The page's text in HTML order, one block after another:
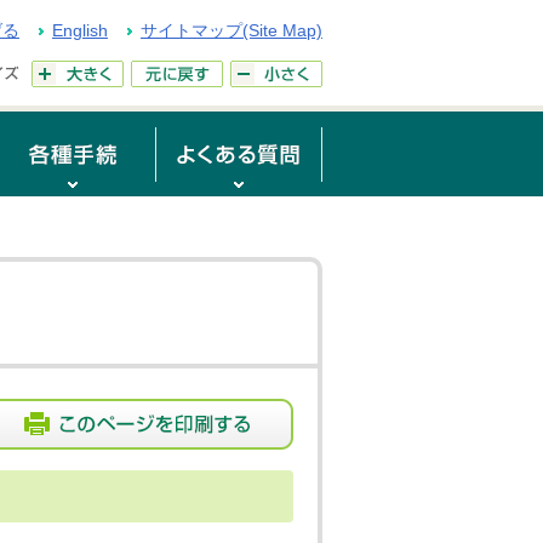
English サイトマップ(Site Map)